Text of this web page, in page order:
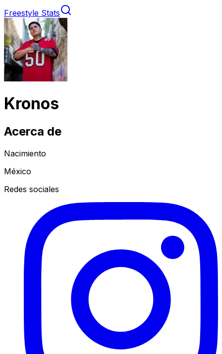
Freestyle Stats
Kronos
Acerca de
Nacimiento
México
Redes sociales